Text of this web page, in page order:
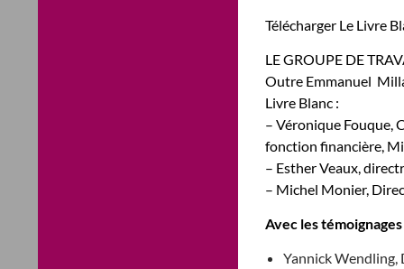
Télécharger Le Livre
LE GROUPE DE
Outre Emmanuel
Livre Blanc :
– Véronique Fouque,
fonction financière,
– Esther Veaux,
– Michel Monier,
Avec les
Yannick Wendling,